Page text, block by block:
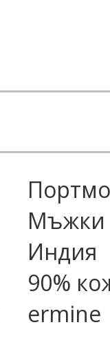
Мъжки
Индия
90%
ermine